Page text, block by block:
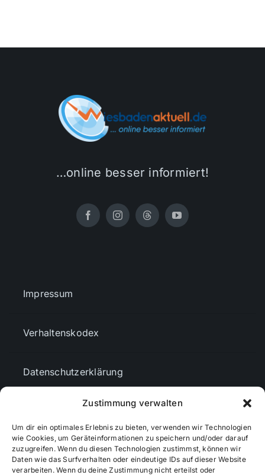
Zustimmung verwalten
Um dir ein optimales Erlebnis zu bieten, verwenden wir Technologien
wie Cookies, um Geräteinformationen zu speichern und/oder darauf
zuzugreifen. Wenn du diesen Technologien zustimmst, können wir
Daten wie das Surfverhalten oder eindeutige IDs auf dieser Website
verarbeiten. Wenn du deine Zustimmung nicht erteilst oder
…online besser informiert!
Impressum
Verhaltenskodex
Datenschutzerklärung
Cookie-Richtlinie (EU)